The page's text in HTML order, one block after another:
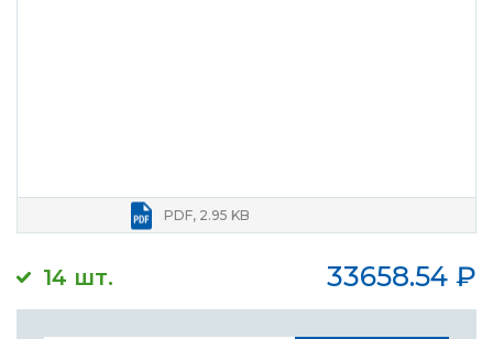
14 шт. 33658.54 ₽
PDF, 2.95 KB